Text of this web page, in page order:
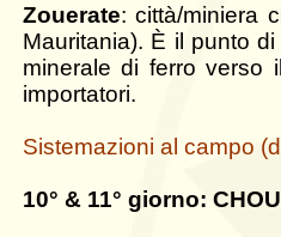
Zouerate: città/miniera
Mauritania). È il punto
minerale di ferro verso
importatori.
Sistemazioni al campo
10° & 11° giorno: